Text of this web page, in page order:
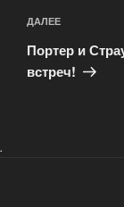
Следующая
запись
ДАЛЕЕ
Портер и
встреч!
.